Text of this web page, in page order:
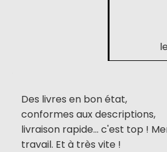
Des livres en bon état,
conformes aux descriptions,
livraison rapide... c'est top !
travail. Et à très vite !